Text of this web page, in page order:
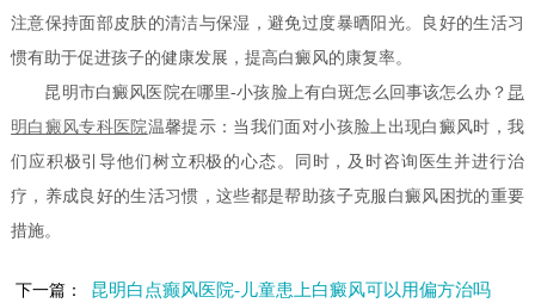
注意保持面部皮肤的清洁与保湿，避免过度暴晒阳光。良好的生活习
惯有助于促进孩子的健康发展，提高白癜风的康复率。
昆明市白癜风医院在哪里-小孩脸上有白斑怎么回事该怎么办？ 昆
明白癜风专科医院温馨提示：当我们面对小孩脸上出现白癜风时，我
们应积极引导他们树立积极的心态。同时，及时咨询医生并进行治
疗，养成良好的生活习惯，这些都是帮助孩子克服白癜风困扰的重要
措施。
下一篇： 昆明白点癫风医院-儿童患上白癜风可以用偏方治吗